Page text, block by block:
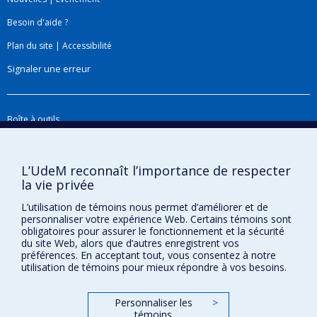
paramètres intrinsèques de ces procédés
industriels afin de réduire l'émission à la source.
Sur cette thématique de recherche, il a reçu en
FRQ-IRSST en santé et sécurité du travail pour
une durée de 4 ans.
La seconde thématique regroupe un ensemble
simulation) sur l’efficacité des vêtements de
protection chimique (gants et combinaisons
de protection) contre les particules
nanométriquessous différentes formes
(poudres, solutions colloïdales ou aérosols) dans
des conditions simulant leur utilisation en milieu
de travail. Ce programme de recherche
comprend aussi le développement de nouveaux
matériaux permettant une augmentation
Besoin d'aide ?
Plan du site | Accessibilité
Signaler une erreur
Boîte à outils
L’UdeM reconnaît l’importance de respecter
la vie privée
L’utilisation de témoins nous permet d’améliorer et de
personnaliser votre expérience Web. Certains témoins sont
obligatoires pour assurer le fonctionnement et la sécurité
du site Web, alors que d’autres enregistrent vos
préférences. En acceptant tout, vous consentez à notre
utilisation de témoins pour mieux répondre à vos besoins.
Personnaliser les
>